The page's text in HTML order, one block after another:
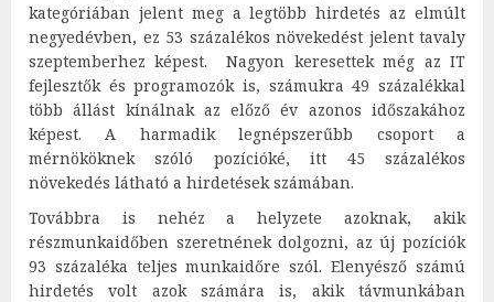
kategóriában jelent meg a legtöbb hirdetés az elmúlt
negyedévben, ez 53 százalékos növekedést jelent tavaly
szeptemberhez képest. Nagyon keresettek még az IT
fejlesztők és programozók is, számukra 49 százalékkal
több állást kínálnak az előző év azonos időszakához
képest. A harmadik legnépszerűbb csoport a
mérnököknek szóló pozícióké, itt 45 százalékos
növekedés látható a hirdetések számában.
Továbbra is nehéz a helyzete azoknak, akik
részmunkaidőben szeretnének dolgozni, az új pozíciók
93 százaléka teljes munkaidőre szól. Elenyésző számú
hirdetés volt azok számára is, akik távmunkában